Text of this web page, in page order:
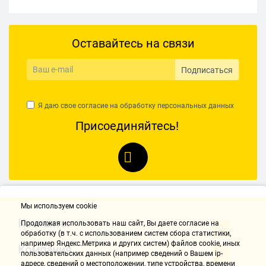
Оставайтесь на связи
Подписаться
Я даю свое согласие на обработку персональных данных
Присоединяйтесь!
Контакты
Компания
Мы используем cookie
Продолжая использовать наш cайт, Вы даете согласие на
обработку (в т.ч. с использованием систем сбора статистики,
например Яндекс.Метрика и других систем) файлов cookie, иных
пользовательских данных (например сведений о Вашем ip-
адресе, сведений о местоположении, типе устройства, времени